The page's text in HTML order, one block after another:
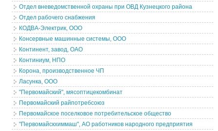
Отдел вневедомственной охраны при ОВД Кузнецкого района
Отдел рабочего снабжения
КОДВА-Электрик, ООО
Консервные машинные системы, ООО
Континент, завод, ОАО
Континиум, НПО
Корона, производственное ЧП
Ласунка, ООО
"Первомайский", мясоптицекомбинат
Первомайский райпотребсоюз
Первомайское поселковое потребительское общество
"Первомайскхиммаш", АО работников народного предприятия